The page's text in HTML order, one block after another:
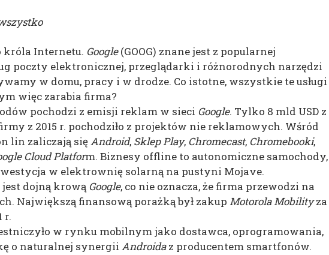
króla Internetu. Google(GOOG) znane jest z popularnej
poczty elektronicznej, przeglądarki i różnorodnych narzędzi
w domu, pracy i w drodze. Co istotne, wszystkie te usługi
więc zarabia firma?
pochodzi z emisji reklam w sieci Google. Tylko 8 mld USD z
z 2015 r. pochodziło z projektów nie reklamowych. Wśród
lin zaliczają sięAndroid, Sklep Play, Chromecast, Chromebooki,
Cloud Platform. Biznesy offline to autonomiczne samochody,
w elektrownię solarną na pustyni Mojave.
dojną krową Google, co nie oznacza, że firma przewodzi na
Największą finansową porażką był zakup Motorola Mobilityza
r.
w rynku mobilnym jako dostawca, oprogramowania,
o naturalnej synergii Androidaz producentem smartfonów.